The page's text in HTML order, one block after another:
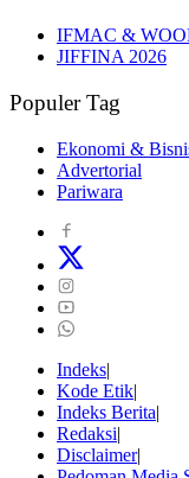
IFMAC &
JIFFINA 2026
Populer Tag
Ekonomi &
Advertorial
Pariwara
Indeks
Kode Etik
Indeks Berita
Redaksi
Disclaimer